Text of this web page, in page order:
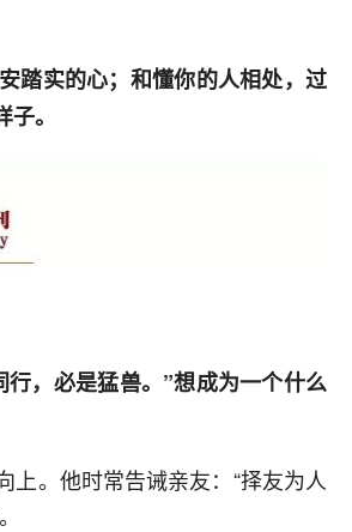
踏实的心；和懂你的人相处，过
。
行，必是猛兽。”想成为一个什么
。他时常告诫亲友：“择友为人